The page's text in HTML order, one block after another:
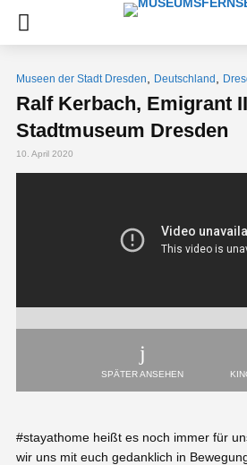
Museen der Stadt Dresden Deutschland
Ralf Kerbach, Emigrant
Stadtmuseum Dresden
10. April 2020
SPÄTER ANSEHEN
#stayathome heißt es noch immer für
wir uns mit euch gedanklich in